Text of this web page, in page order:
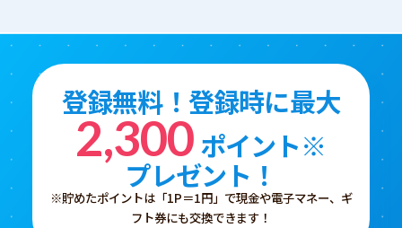
登録無料！登録時に最大
2,300ポイント※
プレゼント！
※貯めたポイントは「1P＝1円」で現金や電子マネー、ギ
フト券にも交換できます！